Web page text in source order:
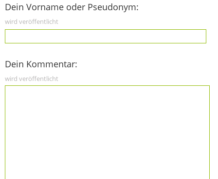
Dein Vorname oder Pseudonym:
wird veröffentlicht
Dein Kommentar:
wird veröffentlicht